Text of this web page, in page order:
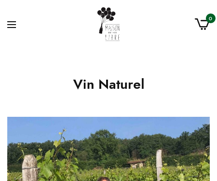
0
Vin Naturel